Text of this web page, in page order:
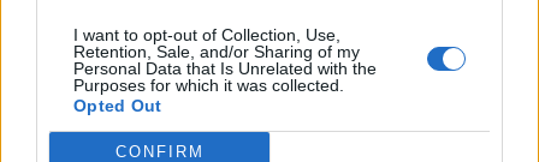
I want to opt-out of Collection, Use,
Retention, Sale, and/or Sharing of my
Personal Data that Is Unrelated with the
Purposes for which it was collected.
Opted Out
CONFIRM
MÁR ELŐFIZETŐNK VAGY?BEJELENTKEZÉS